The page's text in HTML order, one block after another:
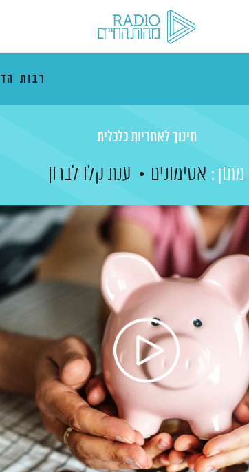
רבות
חינוך לאחריות כלכלית
מתוך: אסימונים ענת קלו לברון